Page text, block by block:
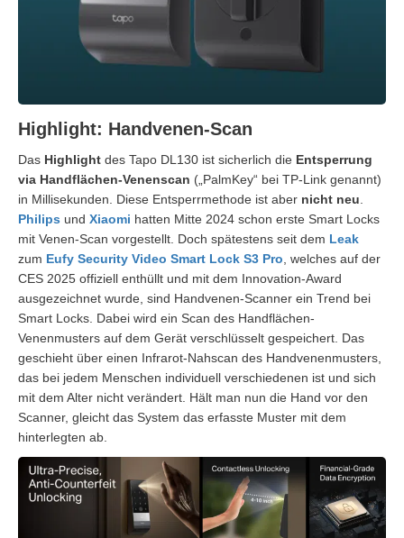
Highlight: Handvenen-Scan
Das Highlight des Tapo DL130 ist sicherlich die Entsperrung
via Handflächen-Venenscan („PalmKey“ bei TP-Link genannt)
in Millisekunden. Diese Entsperrmethode ist aber nicht neu.
Philips und Xiaomi hatten Mitte 2024 schon erste Smart Locks
mit Venen-Scan vorgestellt. Doch spätestens seit dem Leak
zum Eufy Security Video Smart Lock S3 Pro, welches auf der
CES 2025 offiziell enthüllt und mit dem Innovation-Award
ausgezeichnet wurde, sind Handvenen-Scanner ein Trend bei
Smart Locks. Dabei wird ein Scan des Handflächen-
Venenmusters auf dem Gerät verschlüsselt gespeichert. Das
geschieht über einen Infrarot-Nahscan des Handvenenmusters,
das bei jedem Menschen individuell verschiedenen ist und sich
mit dem Alter nicht verändert. Hält man nun die Hand vor den
Scanner, gleicht das System das erfasste Muster mit dem
hinterlegten ab.